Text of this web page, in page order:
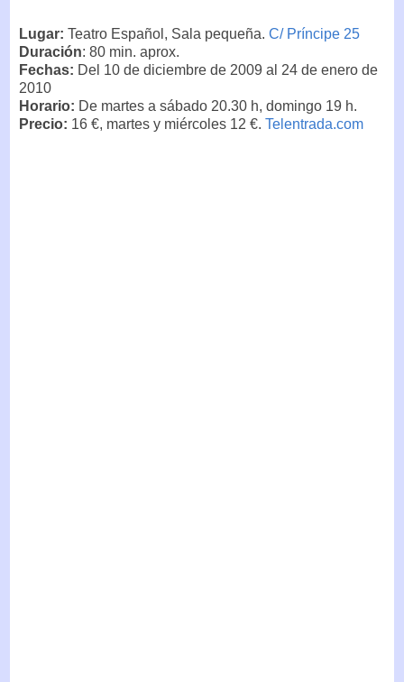
Lugar: Teatro Español, Sala pequeña. C/ Príncipe 25
Duración: 80 min. aprox.
Fechas: Del 10 de diciembre de 2009 al 24 de enero de
2010
Horario: De martes a sábado 20.30 h, domingo 19 h.
Precio: 16 €, martes y miércoles 12 €. Telentrada.com